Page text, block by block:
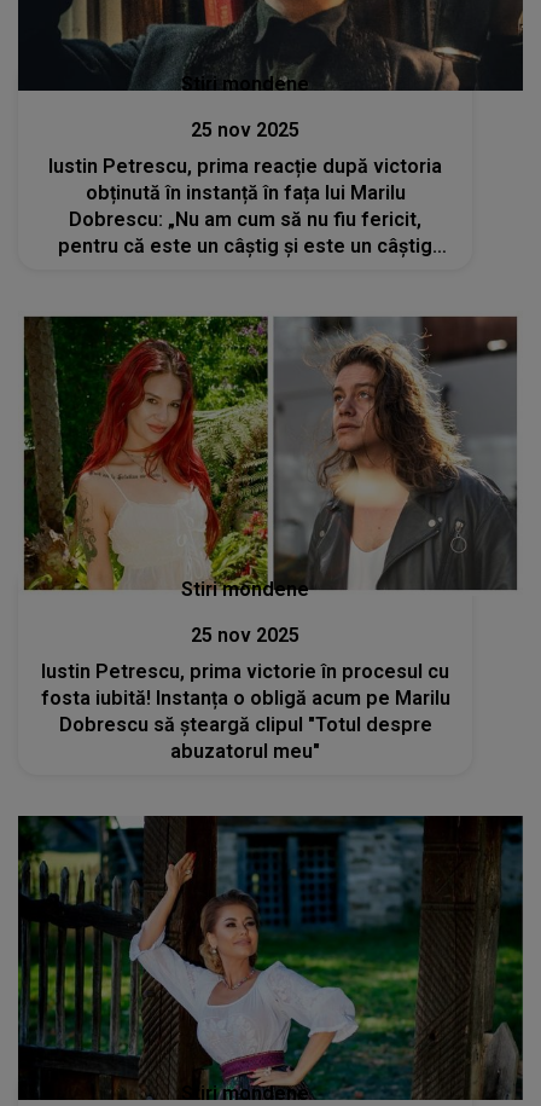
Stiri mondene
25 nov 2025
Iustin Petrescu, prima reacție după victoria
obținută în instanță în fața lui Marilu
Dobrescu: „Nu am cum să nu fiu fericit,
pentru că este un câștig și este un câștig
Stiri mondene
25 nov 2025
Iustin Petrescu, prima victorie în procesul cu
fosta iubită! Instanța o obligă acum pe Marilu
Dobrescu să șteargă clipul "Totul despre
abuzatorul meu"
Stiri mondene